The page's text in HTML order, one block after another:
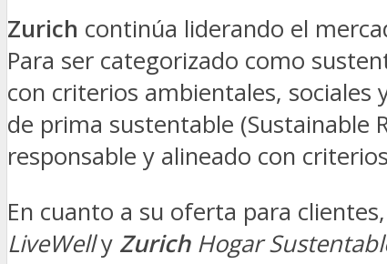
Zurich continúa liderando el
Para ser categorizado como
con criterios ambientales, sociales
de prima sustentable (Sustainable
responsable y alineado con
En cuanto a su oferta para
LiveWelly ZurichHogar